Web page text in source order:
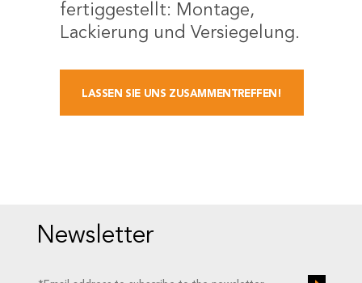
fertiggestellt: Montage,
Lackierung und Versiegelung.
LASSEN SIE UNS ZUSAMMENTREFFEN!
Newsletter